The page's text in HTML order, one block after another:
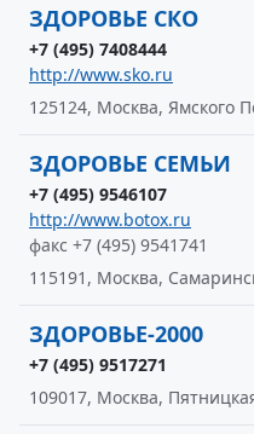
ЗДОРОВЬЕ СКО
+7 (495) 7408444
http://www.sko.ru
125124, Москва, Ямского
ЗДОРОВЬЕ СЕМЬИ
+7 (495) 9546107
http://www.botox.ru
факс +7 (495) 9541741
115191, Москва,
ЗДОРОВЬЕ-2000
+7 (495) 9517271
109017, Москва,